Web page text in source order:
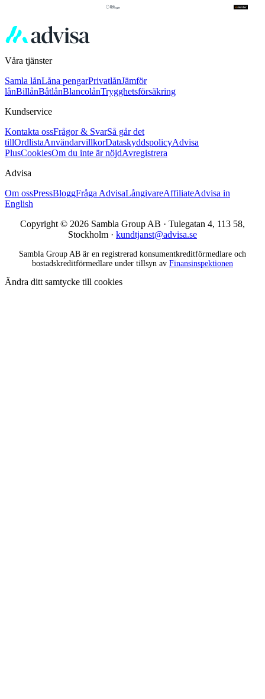
Våra tjänster
Samla lånLåna pengarPrivatlånJämför
lånBillånBåtlånBlancolånTrygghetsförsäkring
Kundservice
Kontakta ossFrågor & SvarSå går det
tillOrdlistaAnvändarvillkorDataskyddspolicyAdvisa
PlusCookiesOm du inte är nöjdAvregistrera
Advisa
Om ossPressBloggFråga AdvisaLångivareAffiliateAdvisa in
English
Copyright © 2026 Sambla Group AB · Tulegatan 4, 113 58,
Stockholm · kundtjanst@advisa.se
Sambla Group AB är en registrerad konsumentkreditförmedlare och
bostadskreditförmedlare under tillsyn av Finansinspektionen
Ändra ditt samtycke till cookies